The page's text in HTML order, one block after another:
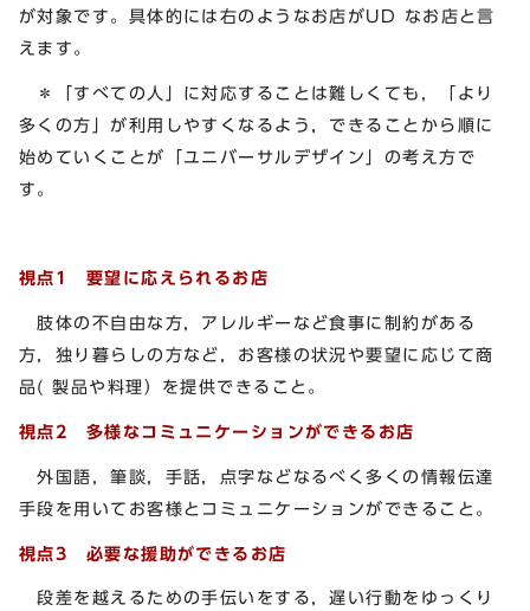
が対象です。具体的には右のようなお店がUD なお店と言
えます。
＊「すべての人」に対応することは難しくても，「より
多くの方」が利用しやすくなるよう，できることから順に
始めていくことが「ユニバーサルデザイン」の考え方で
す。
視点1 要望に応えられるお店
肢体の不自由な方，アレルギーなど食事に制約がある
方，独り暮らしの方など，お客様の状況や要望に応じて商
品( 製品や料理）を提供できること。
視点2 多様なコミュニケーションができるお店
外国語，筆談，手話，点字などなるべく多くの情報伝達
手段を用いてお客様とコミュニケーションができること。
視点3 必要な援助ができるお店
段差を越えるための手伝いをする，遅い行動をゆっくり